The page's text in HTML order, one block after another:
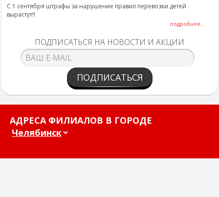
С 1 сентября штрафы за нарушение правил перевозки детей
вырастут!!
подробнее...
ПОДПИСАТЬСЯ НА НОВОСТИ И АКЦИИ
ПОДПИСАТЬСЯ
АДРЕСА ФИЛИАЛОВ В ГОРОДЕ